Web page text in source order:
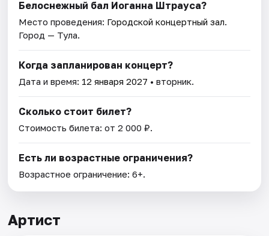
Белоснежный бал Иоганна Штрауса?
Место проведения: Городской концертный зал.
Город — Тула.
Когда запланирован концерт?
Дата и время: 12 января 2027 • вторник.
Сколько стоит билет?
Стоимость билета: от 2 000 ₽.
Есть ли возрастные ограничения?
Возрастное ограничение: 6+.
Артист